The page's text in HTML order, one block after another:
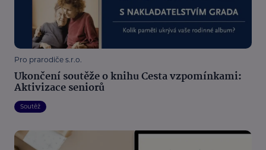
Pro prarodiče s.r.o.
Ukončení soutěže o knihu Cesta vzpomínkami:
Aktivizace seniorů
Soutěž